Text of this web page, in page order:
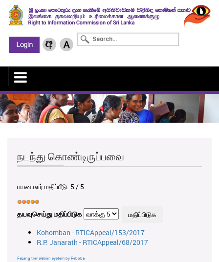
நடந்து கொண்டிருப்பவை
பயனாளர் மதிப்பீடு: 5 / 5
தயவுசெய்து மதிப்பிடுக
Kohomban - RTICAppeal/153/2017
R.P. Janarath - RTICAppeal/68/2017
FaLang translation system by Faboba